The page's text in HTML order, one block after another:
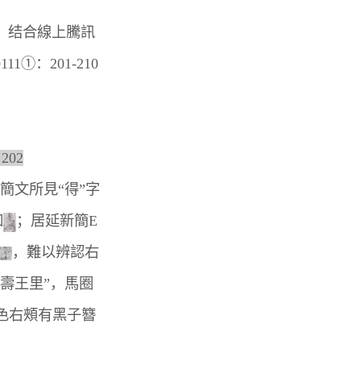
结合線上騰訊
：201-210
文所見“得”字
；居延新簡E
，難以辨認右
王里”，馬圈
右頰有黑子簪